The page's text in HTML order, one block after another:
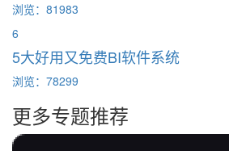
浏览：81983
6
5大好用又免费BI软件系统
浏览：78299
更多专题推荐